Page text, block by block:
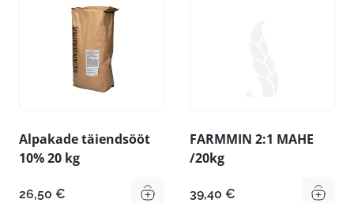
Alpakade täiendsööt
10% 20 kg
26,50 €
FARMMIN 2:1 MAHE
/20kg
39,40 €